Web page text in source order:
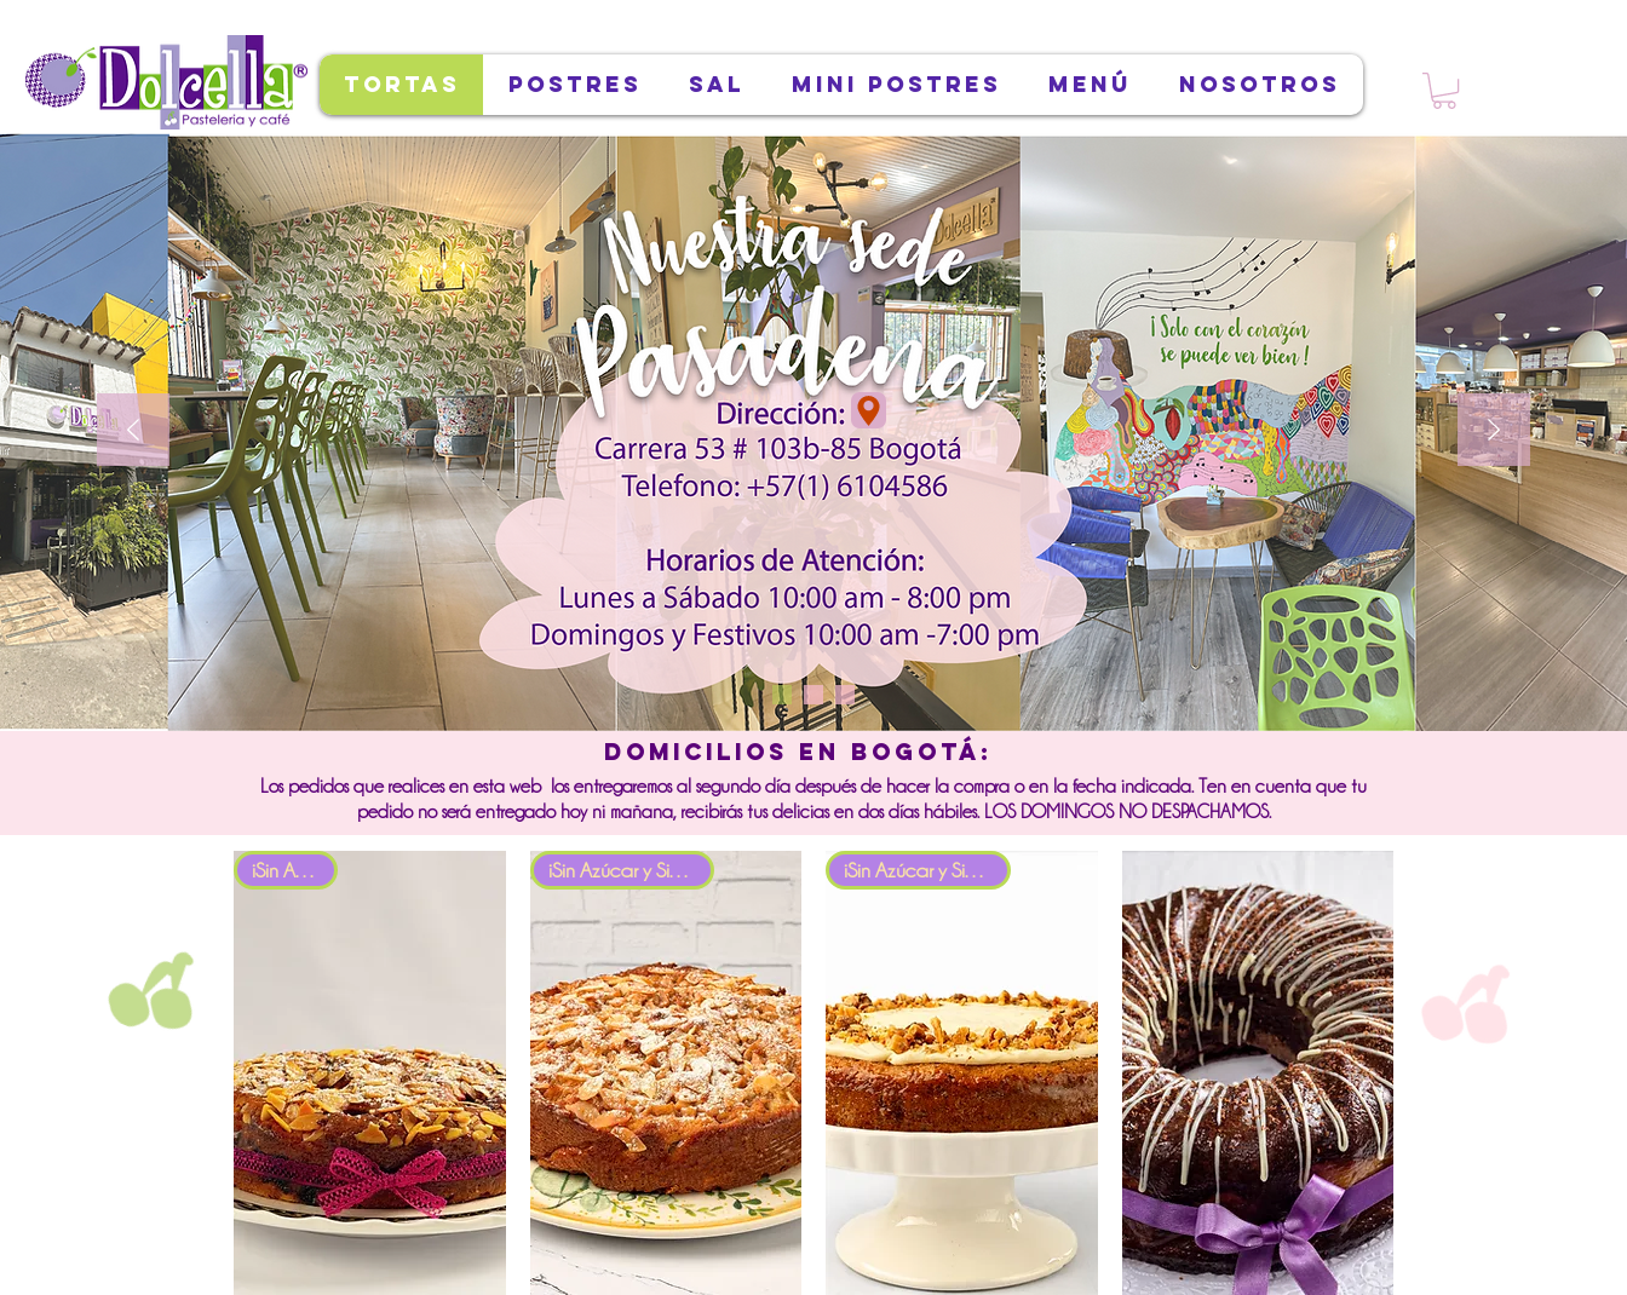
Tortas Postres Sal Mini Postres Menú Nosotros
iSin Azúcar! iSin Azúcar y Sin Gluten! iSin Azúcar y Sin Gluten!
DOMICILIOS EN BOGOTÁ:
Los pedidos que realices en esta web los entregaremos al segundo día después de hacer la compra o en la fecha indicada. Ten en cuenta que tu
pedido no será entregado hoy ni mañana, recibirás tus delicias en dos días hábiles. LOS DOMINGOS NO DESPACHAMOS.